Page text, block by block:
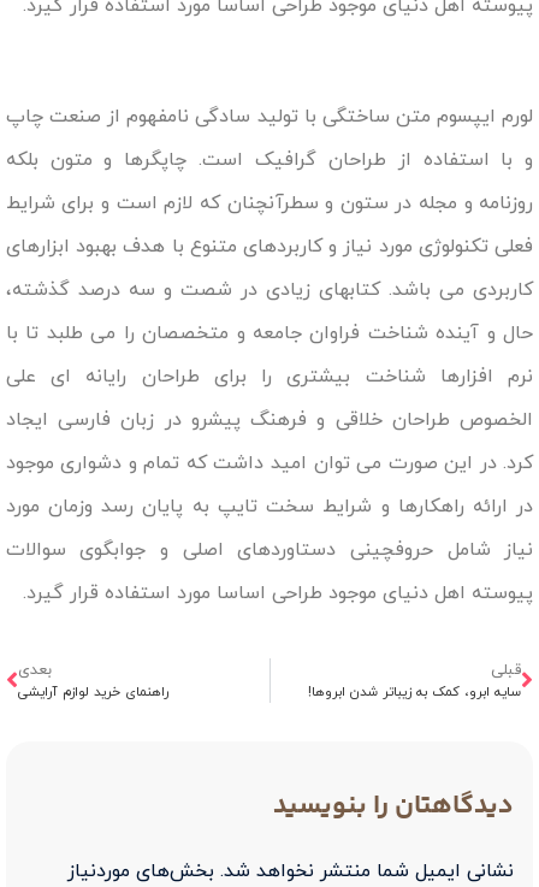
پیوسته اهل دنیای موجود طراحی اساسا مورد استفاده قرار گیرد.
لورم ایپسوم متن ساختگی با تولید سادگی نامفهوم از صنعت چاپ
و با استفاده از طراحان گرافیک است. چاپگرها و متون بلکه
روزنامه و مجله در ستون و سطرآنچنان که لازم است و برای شرایط
فعلی تکنولوژی مورد نیاز و کاربردهای متنوع با هدف بهبود ابزارهای
کاربردی می باشد. کتابهای زیادی در شصت و سه درصد گذشته،
حال و آینده شناخت فراوان جامعه و متخصصان را می طلبد تا با
نرم افزارها شناخت بیشتری را برای طراحان رایانه ای علی
الخصوص طراحان خلاقی و فرهنگ پیشرو در زبان فارسی ایجاد
کرد. در این صورت می توان امید داشت که تمام و دشواری موجود
در ارائه راهکارها و شرایط سخت تایپ به پایان رسد وزمان مورد
نیاز شامل حروفچینی دستاوردهای اصلی و جوابگوی سوالات
پیوسته اهل دنیای موجود طراحی اساسا مورد استفاده قرار گیرد.
قبلی
سایه ابرو، کمک به زیباتر شدن ابروها!
بعدی
راهنمای خرید لوازم آرایشی
دیدگاهتان را بنویسید
نشانی ایمیل شما منتشر نخواهد شد. بخش‌های موردنیاز